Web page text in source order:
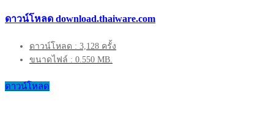
ดาวน์โหลด download.thaiware.com
ดาวน์โหลด : 3,128 ครั้ง
ขนาดไฟล์ : 0.550 MB.
ดาวน์โหลด